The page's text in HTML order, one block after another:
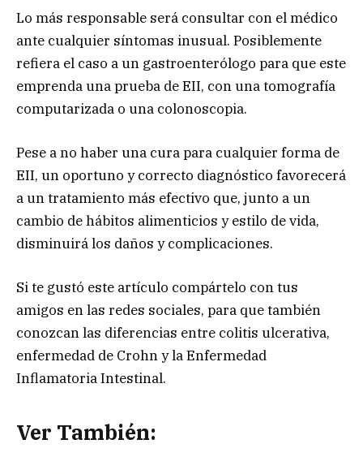
Lo más responsable será consultar con el médico
ante cualquier síntomas inusual. Posiblemente
refiera el caso a un gastroenterólogo para que este
emprenda una prueba de EII, con una tomografía
computarizada o una colonoscopia.
Pese a no haber una cura para cualquier forma de
EII, un oportuno y correcto diagnóstico favorecerá
a un tratamiento más efectivo que, junto a un
cambio de hábitos alimenticios y estilo de vida,
disminuirá los daños y complicaciones.
Si te gustó este artículo compártelo con tus
amigos en las redes sociales, para que también
conozcan las diferencias entre colitis ulcerativa,
enfermedad de Crohn y la Enfermedad
Inflamatoria Intestinal.
Ver También: